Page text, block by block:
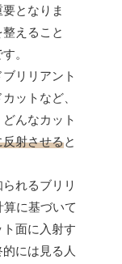
となりま
えること
。
リリアント
ットなど、
んなカット
射させると
れるブリリ
に基づいて
面に入射す
には見る人